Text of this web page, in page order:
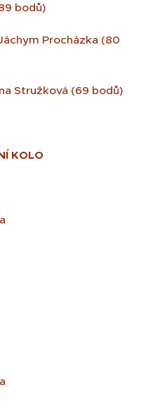
bodů)
Procházka (80
Stružková (69 bodů)
KOLO